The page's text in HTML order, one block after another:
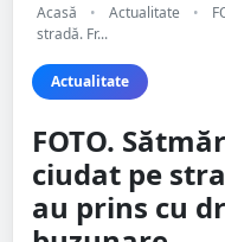
Acasă • Actualitate •
stradă. Fr...
Actualitate
FOTO.
ciudat pe
au prins cu